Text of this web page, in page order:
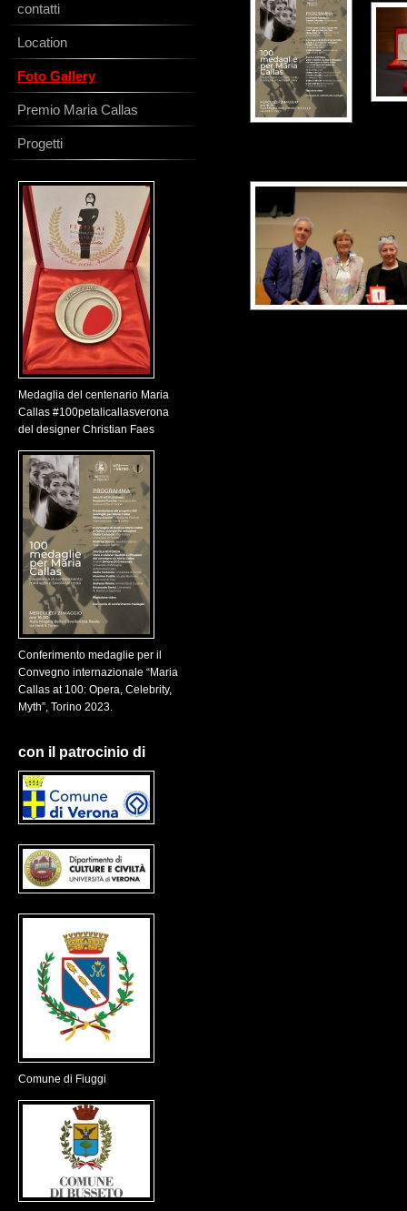
contatti
Location
Foto Gallery
Premio Maria Callas
Progetti
Medaglia del centenario Maria
Callas #100petalicallasverona
del designer Christian Faes
Conferimento medaglie per il
Convegno internazionale “Maria
Callas at 100: Opera, Celebrity,
Myth”, Torino 2023.
con il patrocinio di
Comune di Fiuggi